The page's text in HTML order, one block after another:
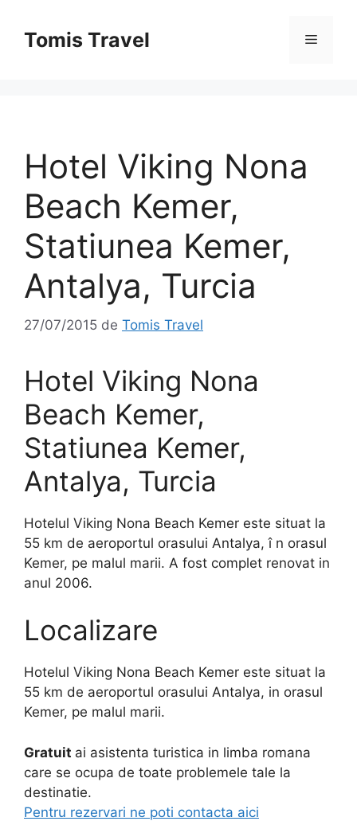
conținutTomis Travel Meniu
Hotel Viking Nona
Beach Kemer,
Statiunea Kemer,
Antalya, Turcia
27/07/2015 de Tomis Travel
Hotel Viking Nona
Beach Kemer,
Statiunea Kemer,
Antalya, Turcia
Hotelul Viking Nona Beach Kemer este situat la
55 km de aeroportul orasului Antalya, î n orasul
Kemer, pe malul marii. A fost complet renovat in
anul 2006.
Localizare
Hotelul Viking Nona Beach Kemer este situat la
55 km de aeroportul orasului Antalya, in orasul
Kemer, pe malul marii.
Gratuit ai asistenta turistica in limba romana
care se ocupa de toate problemele tale la
destinatie.
Pentru rezervari ne poti contacta aici